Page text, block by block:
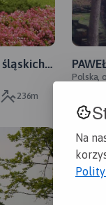
Na
śląskich
236m
c
Polska,